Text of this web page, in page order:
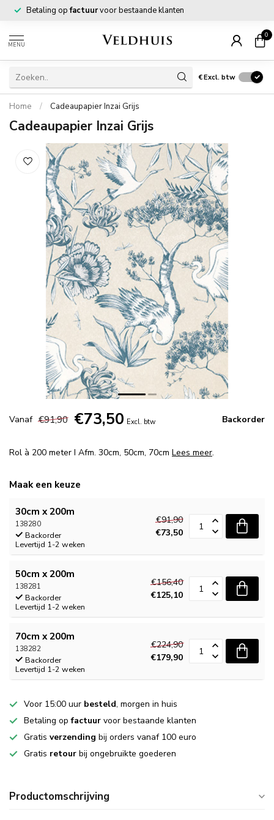
Betaling opfactuurvoor bestaande klanten
MENU
0
€Excl. btw
Home / Cadeaupapier Inzai Grijs
Cadeaupapier Inzai Grijs
Vanaf €91,90 €73,50 Excl. btw Backorder
Rol à 200 meter I Afm. 30cm, 50cm, 70cm Lees meer.
Maak een keuze
30cm x 200m
138280
Backorder
Levertijd 1-2 weken
€91,90
€73,50
50cm x 200m
138281
Backorder
Levertijd 1-2 weken
€156,40
€125,10
70cm x 200m
138282
Backorder
Levertijd 1-2 weken
€224,90
€179,90
Voor 15:00 uur besteld, morgen in huis
Betaling opfactuur voor bestaande klanten
Gratis verzending bij orders vanaf 100 euro
Gratis retour bij ongebruikte goederen
Productomschrijving